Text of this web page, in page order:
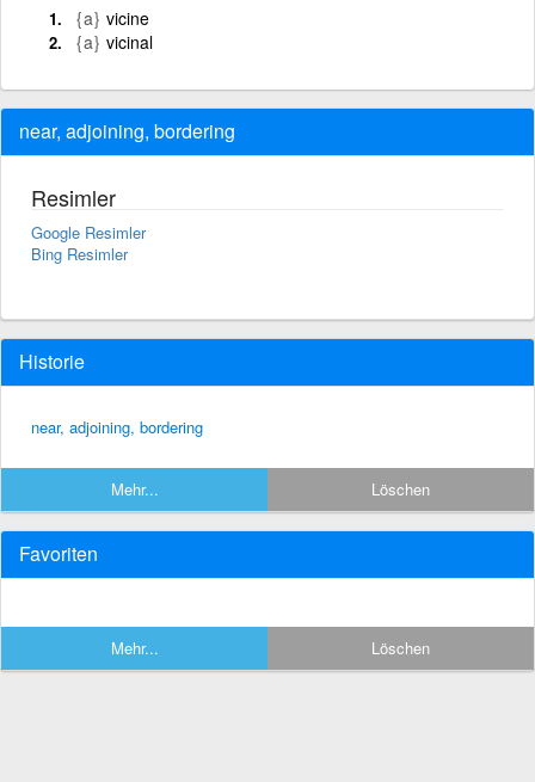
{a} vicine
{a} vicinal
near, adjoining, bordering
Resimler
Google Resimler
Bing Resimler
Historie
near, adjoining, bordering
Mehr... Löschen
Favoriten
Mehr... Löschen